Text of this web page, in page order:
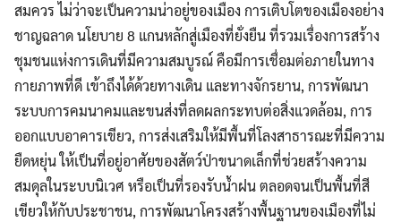
สมควร ไม่ว่าจะเป็นความน่าอยู่ของเมือง การเติบโตของเมืองอย่าง
ชาญฉลาดนโยบาย 8 แกนหลักสู่เมืองที่ยั่งยืน ที่รวมเรื่องการสร้าง
ชุมชนแห่งการเดินที่มีความสมบูรณ์ คือมีการเชื่อมต่อภายในทาง
กายภาพที่ดี เข้าถึงได้ด้วยทางเดิน และทางจักรยาน, การพัฒนา
ระบบการคมนาคมและขนส่งที่ลดผลกระทบต่อสิ่งแวดล้อม, การ
ออกแบบอาคารเขียว, การส่งเสริมให้มีพื้นที่โลงสาธารณะที่มีความ
ยืดหยุ่น ให้เป็นที่อยู่อาศัยของสัตว์ป่าขนาดเล็กที่ช่วยสร้างความ
สมดุลในระบบนิเวศ หรือเป็นที่รองรับน้ำฝน ตลอดจนเป็นพื้นที่สี
เขียวให้กับประชาชน, การพัฒนาโครงสร้างพื้นฐานของเมืองที่ไม่